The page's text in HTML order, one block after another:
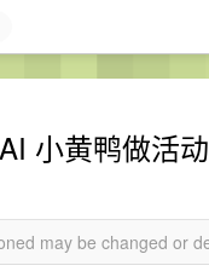
小黄鸭做活
may be changed or